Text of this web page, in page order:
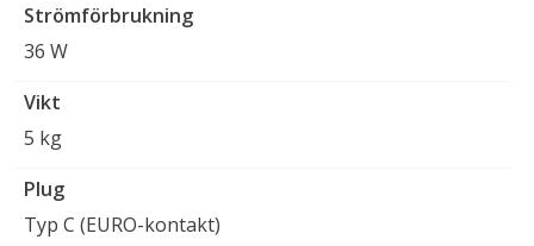
Strömförbrukning
36 W
Vikt
5 kg
Plug
Typ C (EURO-kontakt)